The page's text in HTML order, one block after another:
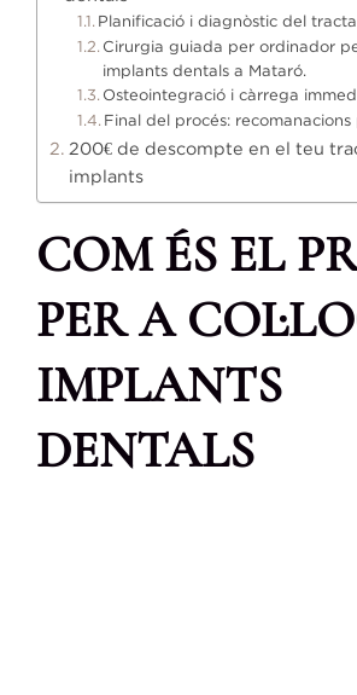
Planificació i diagnòstic del
Cirurgia guiada per ordinador
implants dentals a Mataró.
Osteointegració i càrrega
Final del procés:
200€ de descompte en el teu
implants
COM ÉS EL
PER A
IMPLANTS
DENTALS